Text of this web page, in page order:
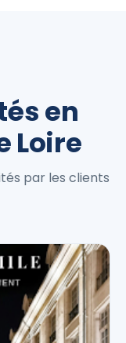
en
Loire
par les clients